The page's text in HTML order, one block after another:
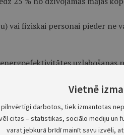
vai fiziskai personai pieder ne
uzlabošanas
ir nodota ekspluatācijā līdz
Pašvaldībai nav sniegusi
vai piesaistītā
kopsapulcē pieņemto
Vietnē
darbotos, tiek izmantotas
citas – statistikas, sociālo mediju un
varat jebkurā brīdī mainīt savu izvēli,